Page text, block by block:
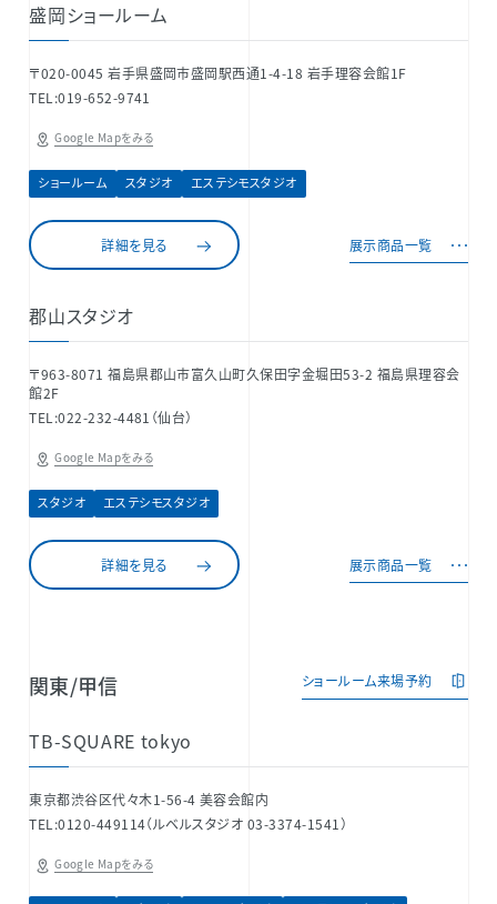
盛岡ショールーム
〒020-0045 岩手県盛岡市盛岡駅西通1-4-18 岩手理容会館1F
TEL:019-652-9741
Google Mapをみる
ショールーム スタジオ エステシモスタジオ
詳細を見る 展示商品一覧
郡山スタジオ
〒963-8071 福島県郡山市富久山町久保田字金堀田53-2 福島県理容会
館2F
TEL:022-232-4481（仙台）
Google Mapをみる
スタジオ エステシモスタジオ
詳細を見る 展示商品一覧
関東/甲信 ショールーム来場予約
TB-SQUARE tokyo
東京都渋谷区代々木1-56-4 美容会館内
TEL:0120-449114（ルベルスタジオ 03-3374-1541）
Google Mapをみる